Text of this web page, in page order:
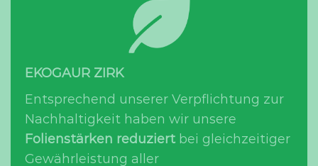
EKOGAUR ZIRK
Entsprechend unserer Verpflichtung zur
Nachhaltigkeit haben wir unsere
Folienstärken reduziertbei gleichzeitiger
Gewährleistung aller